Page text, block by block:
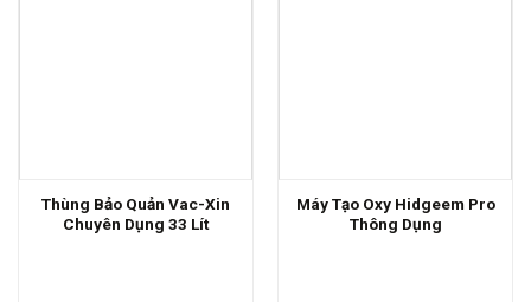
Thùng Bảo Quản Vac-Xin
Chuyên Dụng 33 Lít
Máy Tạo Oxy Hidgeem Pro
Thông Dụng